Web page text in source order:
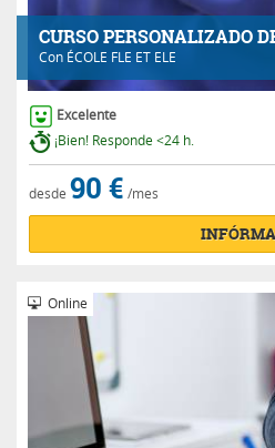
CURSO PERSONALIZADO
Con ÉCOLE FLE ET ELE
Excelente
¡Bien! Responde <24 h.
desde 90 € /mes
Online